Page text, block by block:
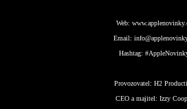
Web:
Email:
Hashtag:
Provozovatel: H2
CEO a majitel: Izzy